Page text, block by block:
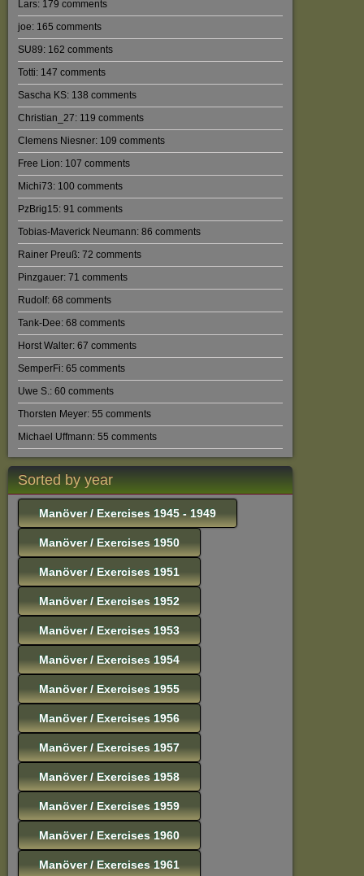
Lars: 179 comments
joe: 165 comments
SU89: 162 comments
Totti: 147 comments
Sascha KS: 138 comments
Christian_27: 119 comments
Clemens Niesner: 109 comments
Free Lion: 107 comments
Michi73: 100 comments
PzBrig15: 91 comments
Tobias-Maverick Neumann: 86 comments
Rainer Preuß: 72 comments
Pinzgauer: 71 comments
Rudolf: 68 comments
Tank-Dee: 68 comments
Horst Walter: 67 comments
SemperFi: 65 comments
Uwe S.: 60 comments
Thorsten Meyer: 55 comments
Michael Uffmann: 55 comments
Sorted by year
Manöver / Exercises 1945 - 1949
Manöver / Exercises 1950
Manöver / Exercises 1951
Manöver / Exercises 1952
Manöver / Exercises 1953
Manöver / Exercises 1954
Manöver / Exercises 1955
Manöver / Exercises 1956
Manöver / Exercises 1957
Manöver / Exercises 1958
Manöver / Exercises 1959
Manöver / Exercises 1960
Manöver / Exercises 1961